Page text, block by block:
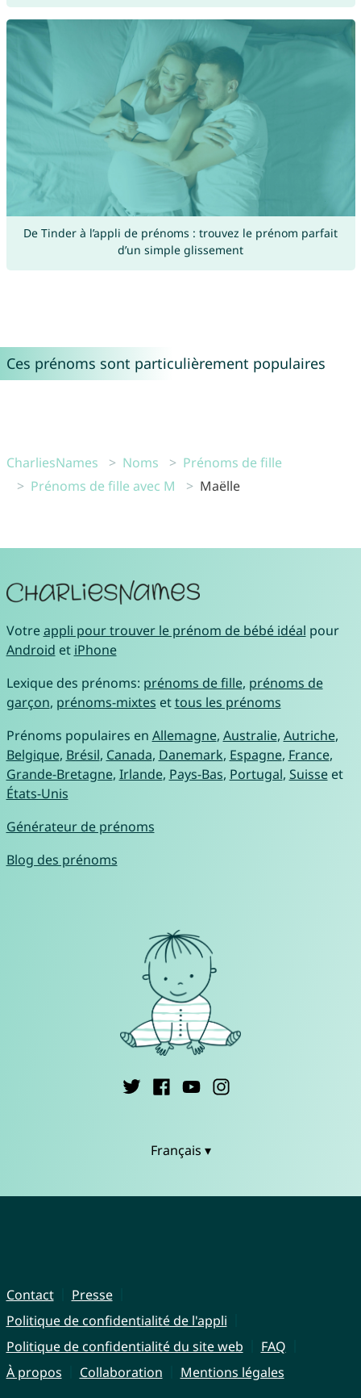
De Tinder à l’appli de prénoms : trouvez le prénom parfait
d’un simple glissement
Ces prénoms sont particulièrement populaires
CharliesNames Noms
Prénoms de fille
Prénoms de fille avec M
Maëlle
Votreappli pour trouver le prénom de bébé idéal pour
Android et iPhone
Lexique des prénoms: prénoms de fille, prénoms de
garçon, prénoms-mixtes ettous les prénoms
Prénoms populaires en Allemagne, Australie, Autriche,
Belgique, Brésil, Canada, Danemark, Espagne, France,
Grande-Bretagne, Irlande, Pays-Bas, Portugal, Suisseet
États-Unis
Générateur de prénoms
Blog des prénoms
Français ▾
Contact
Presse
Politique de confidentialité de l'appli
Politique de confidentialité du site web
FAQ
À propos
Collaboration Mentions légales